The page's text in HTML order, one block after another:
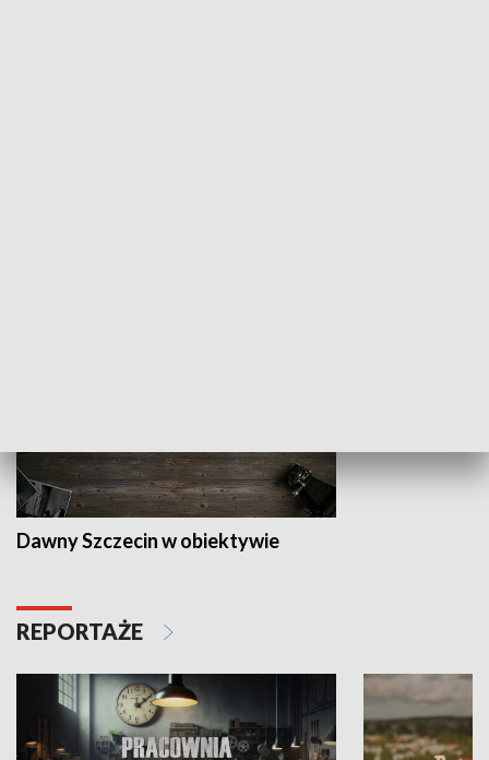
Dawny Szczecin w obiektywie
REPORTAŻE